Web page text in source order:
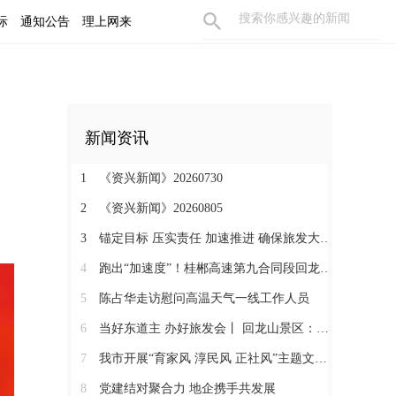
通知公告 理上网来
新闻资讯
1 《资兴新闻》20260730
2 《资兴新闻》20260805
3 锚定目标 压实责任 加速推进 确保旅发大会精彩纷呈
4 跑出“加速度”！桂郴高速第九合同段回龙山隧道右洞掘进突破1000米
5 陈占华走访慰问高温天气一线工作人员
6 当好东道主 办好旅发会丨 回龙山景区：晚霞染山峦 天籁绕星空
7 我市开展“育家风 淳民风 正社风”主题文明实践活动
8 党建结对聚合力 地企携手共发展